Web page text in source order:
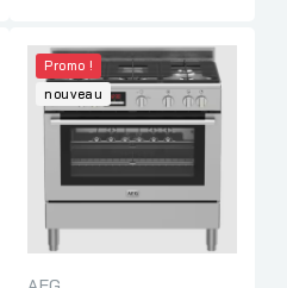
Promo !
nouveau